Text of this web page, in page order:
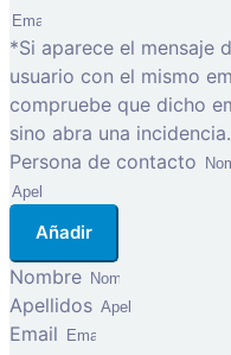
*Si aparece el mensaje
usuario con el mismo
compruebe que dicho
sino abra una incidencia.
Persona de contacto
Añadir
Nombre
Apellidos
Email